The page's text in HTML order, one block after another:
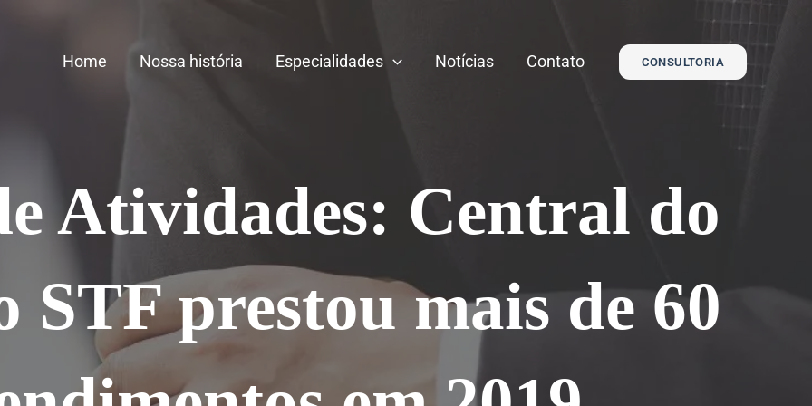
Home Nossa história Especialidades Notícias Contato CONSULTORIA
Atividades: Central do
STF prestou mais de 60